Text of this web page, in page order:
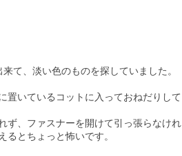
て、淡い色のものを探していました。
置いているコットに入っておねだりして
ず、ファスナーを開けて引っ張らなけれ
とちょっと怖いです。